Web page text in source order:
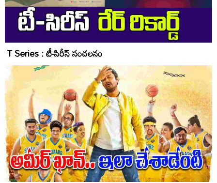
T Series : టీ-సిరీస్ సంచలనం